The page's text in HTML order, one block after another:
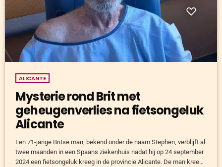
ALICANTE
Mysterie rond Brit met
geheugenverlies na fietsongeluk
Alicante
Een 71-jarige Britse man, bekend onder de naam Stephen, verblijft al
twee maanden in een Spaans ziekenhuis nadat hij op 24 september
2024 een fietsongeluk kreeg in de provincie Alicante. De man kreeg